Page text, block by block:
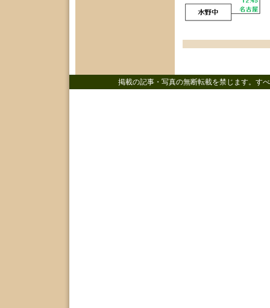
掲載の記事・写真の無断転載を禁じます。す